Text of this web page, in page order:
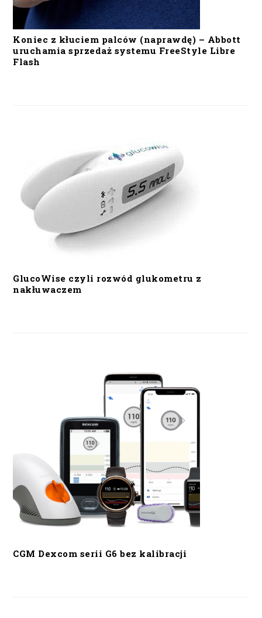
Koniec z kłuciem palców (naprawdę) – Abbott
uruchamia sprzedaż systemu FreeStyle Libre
Flash
GlucoWise czyli rozwód glukometru z
nakłuwaczem
CGM Dexcom serii G6 bez kalibracji